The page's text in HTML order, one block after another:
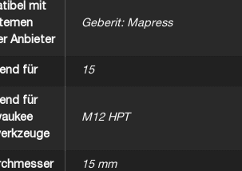
mit
Anbieter
Geberit: Mapress
für 15
für
M12 HPT
15 mm